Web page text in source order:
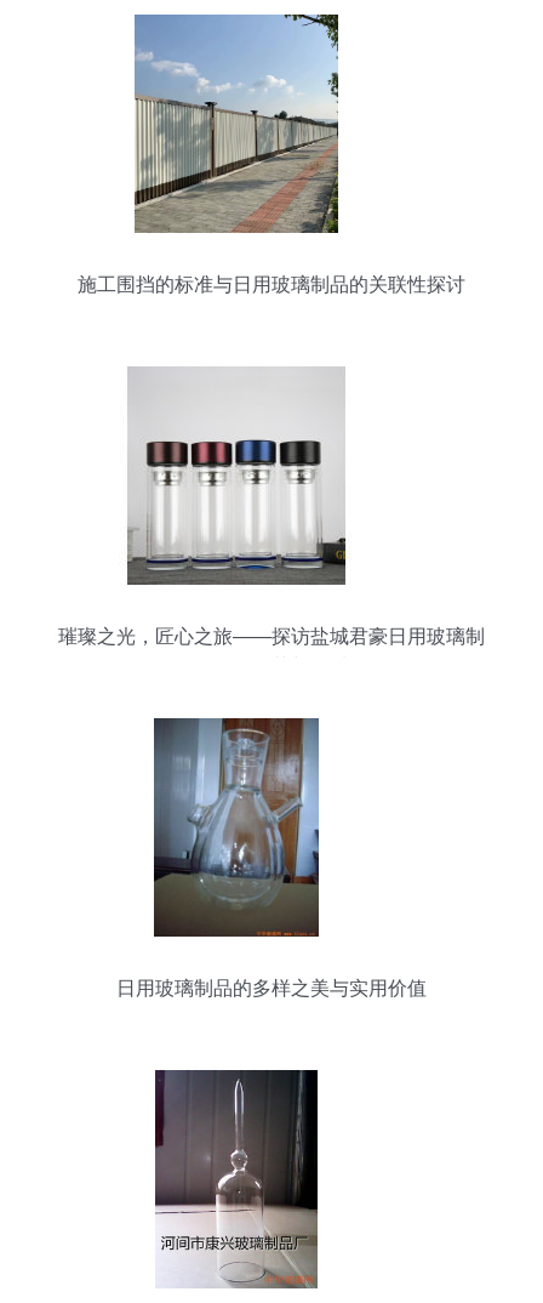
施工围挡的标准与日用玻璃制品的关联性探讨
璀璨之光，匠心之旅——探访盐城君豪日用玻璃制
日用玻璃制品的多样之美与实用价值